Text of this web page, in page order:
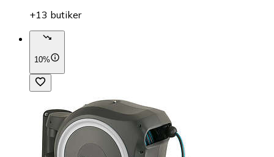
+13 butiker
10%